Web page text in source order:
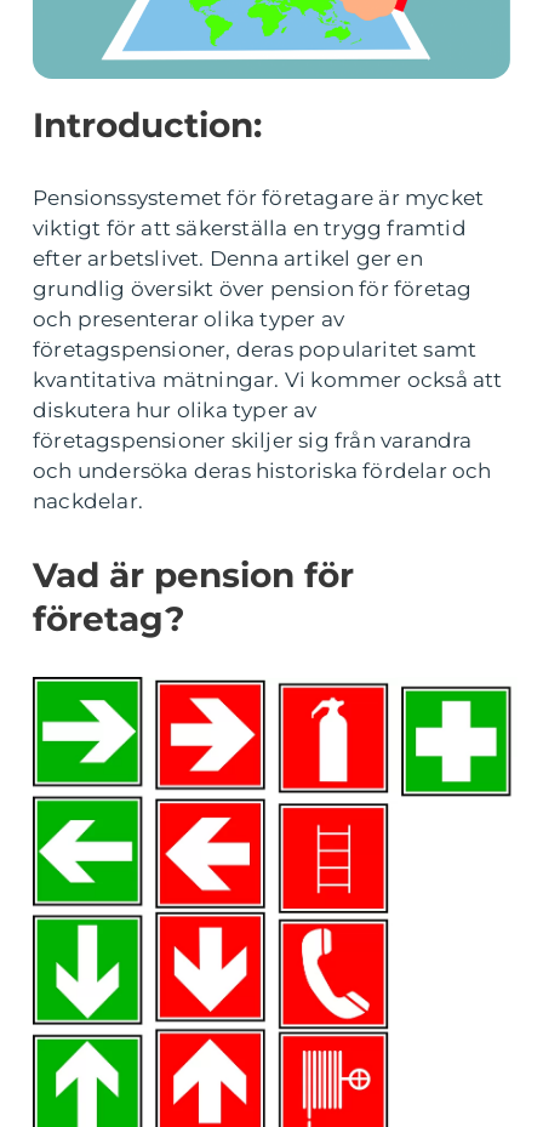
Introduction:
Pensionssystemet för företagare är mycket
viktigt för att säkerställa en trygg framtid
efter arbetslivet. Denna artikel ger en
grundlig översikt över pension för företag
och presenterar olika typer av
företagspensioner, deras popularitet samt
kvantitativa mätningar. Vi kommer också att
diskutera hur olika typer av
företagspensioner skiljer sig från varandra
och undersöka deras historiska fördelar och
nackdelar.
Vad är pension för
företag?